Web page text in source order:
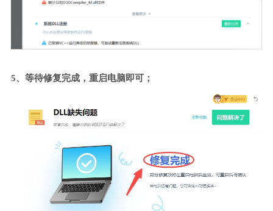
5、等待修复完成，重启电脑即可；